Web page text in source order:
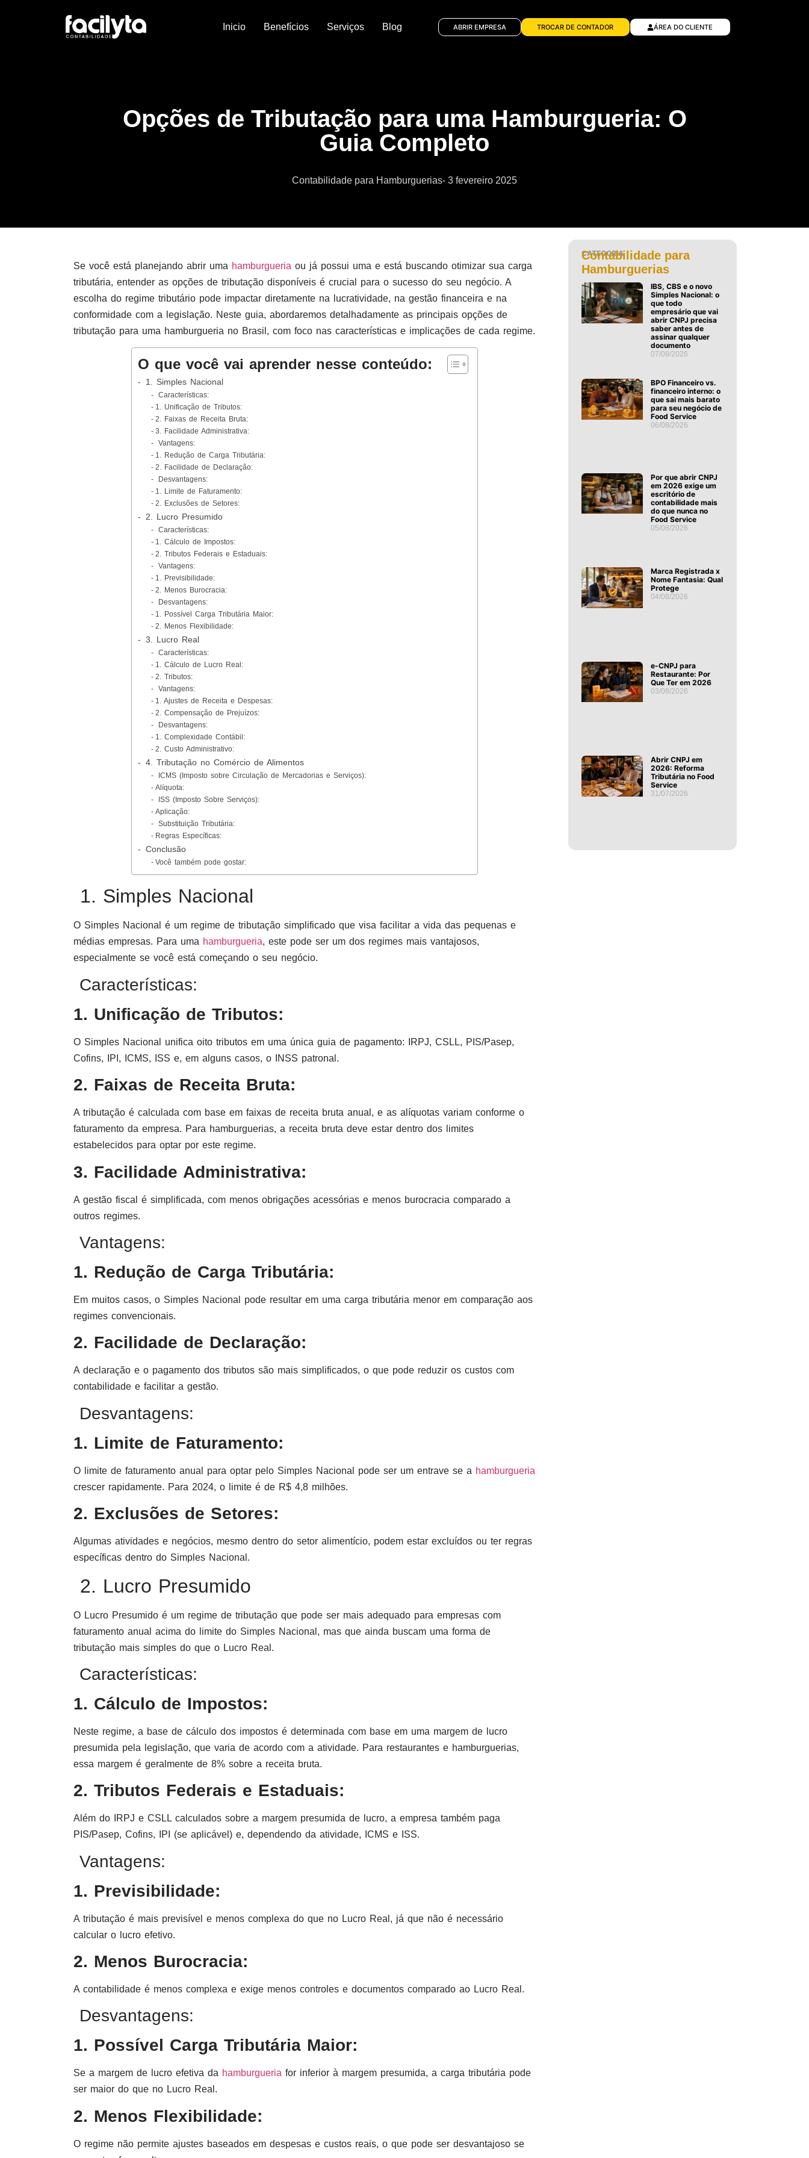
Inicio Benefícios Serviços Blog ABRIR EMPRESA TROCAR DE CONTADOR ÁREA DO CLIENTE
Opções de Tributação para uma Hamburgueria: O
Guia Completo
Contabilidade para Hamburguerias- 3 fevereiro 2025
Se você está planejando abrir uma hamburgueria ou já possui uma e está buscando otimizar sua carga
tributária, entender as opções de tributação disponíveis é crucial para o sucesso do seu negócio. A
escolha do regime tributário pode impactar diretamente na lucratividade, na gestão financeira e na
conformidade com a legislação. Neste guia, abordaremos detalhadamente as principais opções de
tributação para uma hamburgueria no Brasil, com foco nas características e implicações de cada regime.
O que você vai aprender nesse conteúdo:
1. Simples Nacional
Características:
1. Unificação de Tributos:
2. Faixas de Receita Bruta:
3. Facilidade Administrativa:
Vantagens:
1. Redução de Carga Tributária:
2. Facilidade de Declaração:
Desvantagens:
1. Limite de Faturamento:
2. Exclusões de Setores:
2. Lucro Presumido
Características:
1. Cálculo de Impostos:
2. Tributos Federais e Estaduais:
Vantagens:
1. Previsibilidade:
2. Menos Burocracia:
Desvantagens:
1. Possível Carga Tributária Maior:
2. Menos Flexibilidade:
3. Lucro Real
Características:
1. Cálculo de Lucro Real:
2. Tributos:
Vantagens:
1. Ajustes de Receita e Despesas:
2. Compensação de Prejuízos:
Desvantagens:
1. Complexidade Contábil:
2. Custo Administrativo:
4. Tributação no Comércio de Alimentos
ICMS (Imposto sobre Circulação de Mercadorias e Serviços):
Alíquota:
ISS (Imposto Sobre Serviços):
Aplicação:
Substituição Tributária:
Regras Específicas:
Conclusão
Você também pode gostar:
1. Simples Nacional
O Simples Nacional é um regime de tributação simplificado que visa facilitar a vida das pequenas e
médias empresas. Para uma hamburgueria, este pode ser um dos regimes mais vantajosos,
especialmente se você está começando o seu negócio.
Características:
1. Unificação de Tributos:
O Simples Nacional unifica oito tributos em uma única guia de pagamento: IRPJ, CSLL, PIS/Pasep,
Cofins, IPI, ICMS, ISS e, em alguns casos, o INSS patronal.
2. Faixas de Receita Bruta:
A tributação é calculada com base em faixas de receita bruta anual, e as alíquotas variam conforme o
faturamento da empresa. Para hamburguerias, a receita bruta deve estar dentro dos limites
estabelecidos para optar por este regime.
3. Facilidade Administrativa:
A gestão fiscal é simplificada, com menos obrigações acessórias e menos burocracia comparado a
outros regimes.
Vantagens:
1. Redução de Carga Tributária:
Em muitos casos, o Simples Nacional pode resultar em uma carga tributária menor em comparação aos
regimes convencionais.
2. Facilidade de Declaração:
A declaração e o pagamento dos tributos são mais simplificados, o que pode reduzir os custos com
contabilidade e facilitar a gestão.
Desvantagens:
1. Limite de Faturamento:
O limite de faturamento anual para optar pelo Simples Nacional pode ser um entrave se a hamburgueria
crescer rapidamente. Para 2024, o limite é de R$ 4,8 milhões.
2. Exclusões de Setores:
Algumas atividades e negócios, mesmo dentro do setor alimentício, podem estar excluídos ou ter regras
específicas dentro do Simples Nacional.
2. Lucro Presumido
O Lucro Presumido é um regime de tributação que pode ser mais adequado para empresas com
faturamento anual acima do limite do Simples Nacional, mas que ainda buscam uma forma de
tributação mais simples do que o Lucro Real.
Características:
1. Cálculo de Impostos:
Neste regime, a base de cálculo dos impostos é determinada com base em uma margem de lucro
presumida pela legislação, que varia de acordo com a atividade. Para restaurantes e hamburguerias,
essa margem é geralmente de 8% sobre a receita bruta.
2. Tributos Federais e Estaduais:
Além do IRPJ e CSLL calculados sobre a margem presumida de lucro, a empresa também paga
PIS/Pasep, Cofins, IPI (se aplicável) e, dependendo da atividade, ICMS e ISS.
Vantagens:
1. Previsibilidade:
A tributação é mais previsível e menos complexa do que no Lucro Real, já que não é necessário
calcular o lucro efetivo.
2. Menos Burocracia:
A contabilidade é menos complexa e exige menos controles e documentos comparado ao Lucro Real.
Desvantagens:
1. Possível Carga Tributária Maior:
Se a margem de lucro efetiva da hamburgueria for inferior à margem presumida, a carga tributária pode
ser maior do que no Lucro Real.
2. Menos Flexibilidade:
O regime não permite ajustes baseados em despesas e custos reais, o que pode ser desvantajoso se
CATEGORIA
Contabilidade para
Hamburguerias
IBS, CBS e o novo
Simples Nacional: o
que todo
empresário que vai
abrir CNPJ precisa
saber antes de
assinar qualquer
documento
07/08/2026
BPO Financeiro vs.
financeiro interno: o
que sai mais barato
para seu negócio de
Food Service
06/08/2026
Por que abrir CNPJ
em 2026 exige um
escritório de
contabilidade mais
do que nunca no
Food Service
05/08/2026
Marca Registrada x
Nome Fantasia: Qual
Protege
04/08/2026
e-CNPJ para
Restaurante: Por
Que Ter em 2026
03/08/2026
Abrir CNPJ em
2026: Reforma
Tributária no Food
Service
31/07/2026